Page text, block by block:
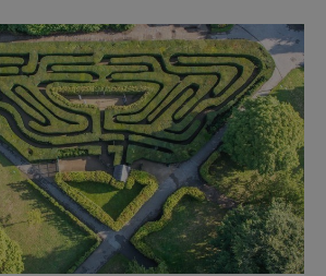
překvapivý objev. Foto: